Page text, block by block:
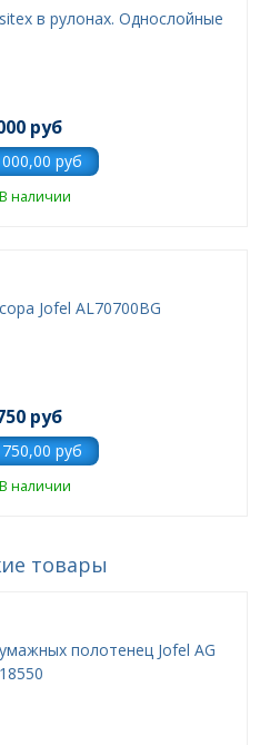
в рулонах. Однослойные
руб
В наличии
Jofel AL70700BG
руб
В наличии
товары
полотенец Jofel AG
18550